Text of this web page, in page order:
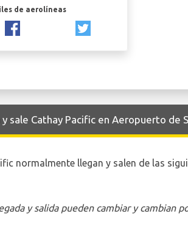
de aerolíneas
sale Cathay Pacific en Aeropuerto de
normalmente llegan y salen de las
y salida pueden cambiar y cambian